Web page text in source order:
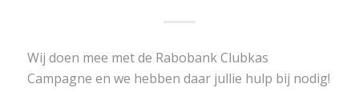
Wij doen mee met de Rabobank Clubkas
Campagne en we hebben daar jullie hulp bij nodig!